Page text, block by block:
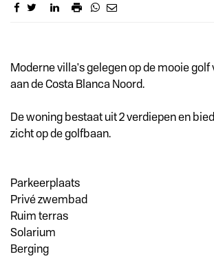
Moderne villa's gelegen op de mooie golf
aan de Costa Blanca Noord.
De woning bestaat uit 2 verdiepen en
zicht op de golfbaan.
Parkeerplaats
Privé zwembad
Ruim terras
Solarium
Berging